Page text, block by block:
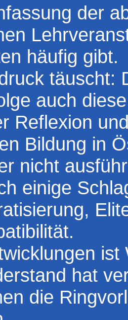
der
häufig gibt.
täuscht:
auch
Reflexion
Bildung in
nicht
einige
hat
die